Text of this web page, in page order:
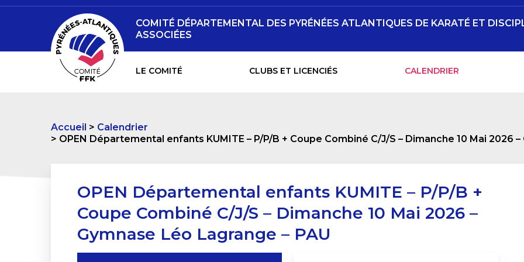
LE COMITÉ CLUBS ET LICENCIÉS CALENDRIER
COMITÉ DÉPARTEMENTAL DES PYRÉNÉES ATLANTIQUES DE KARATÉ ET
ASSOCIÉES
Accueil
Calendrier
OPEN Départemental enfants KUMITE – P/P/B + Coupe Combiné C/J/S – Dimanche 10 Mai 2026
OPEN Départemental enfants KUMITE – P/P/B +
Coupe Combiné C/J/S – Dimanche 10 Mai 2026 –
Gymnase Léo Lagrange – PAU